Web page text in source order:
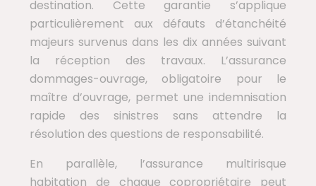
destination. Cette garantie s’applique
particulièrement aux défauts d’étanchéité
majeurs survenus dans les dix années suivant
la réception des travaux. L’assurance
dommages-ouvrage, obligatoire pour le
maître d’ouvrage, permet une indemnisation
rapide des sinistres sans attendre la
résolution des questions de responsabilité.
En parallèle, l’assurance multirisque
habitation de chaque copropriétaire peut